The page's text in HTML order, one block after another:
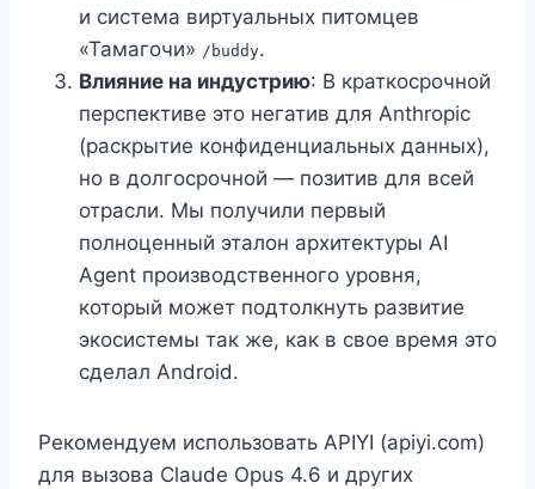
и система виртуальных питомцев
«Тамагочи» /buddy.
Влияние на индустрию: В краткосрочной
перспективе это негатив для Anthropic
(раскрытие конфиденциальных данных),
но в долгосрочной — позитив для всей
отрасли. Мы получили первый
полноценный эталон архитектуры AI
Agent производственного уровня,
который может подтолкнуть развитие
экосистемы так же, как в свое время это
сделал Android.
Рекомендуем использовать APIYI (apiyi.com)
для вызова Claude Opus 4.6 и других